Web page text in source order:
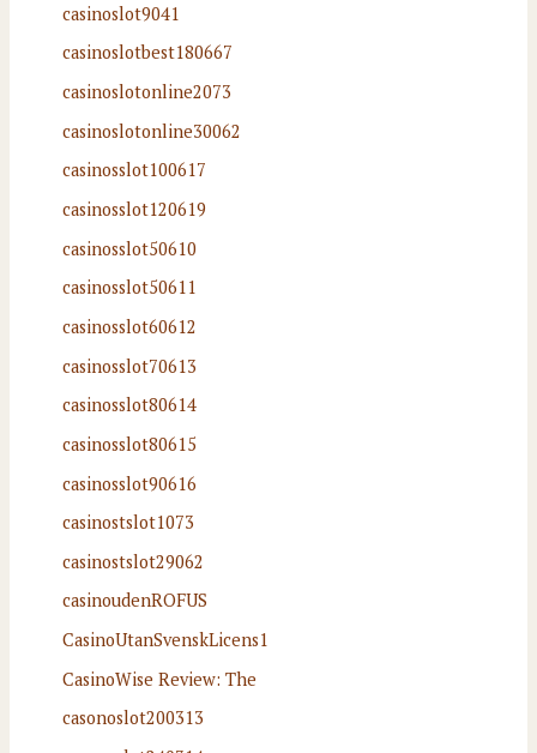
casinoslot9041
casinoslotbest180667
casinoslotonline2073
casinoslotonline30062
casinosslot100617
casinosslot120619
casinosslot50610
casinosslot50611
casinosslot60612
casinosslot70613
casinosslot80614
casinosslot80615
casinosslot90616
casinostslot1073
casinostslot29062
casinoudenROFUS
CasinoUtanSvenskLicens1
CasinoWise Review: The
casonoslot200313